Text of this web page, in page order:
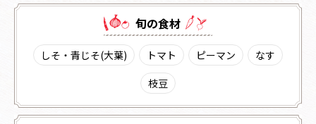
旬の⾷材
しそ・青じそ(大葉) トマト ピーマン
なす
枝豆